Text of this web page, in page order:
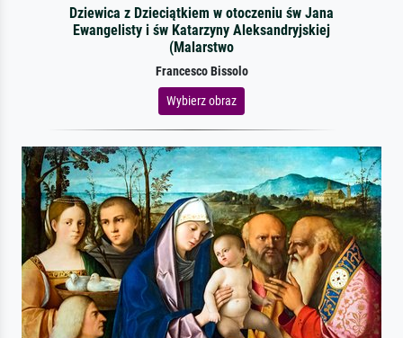
Dziewica z Dzieciątkiem w otoczeniu św Jana
Ewangelisty i św Katarzyny Aleksandryjskiej
(Malarstwo
Francesco Bissolo
Wybierz obraz